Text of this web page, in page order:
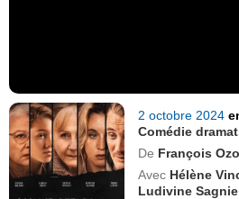
2 octobre 2024
Comédie
De François
Avec Hélène
Ludivine